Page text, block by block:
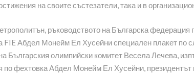
на своите състезатели, така и в
ръководството на Българска
FIE Абдел Монейм Ел Хусейни специален плакет по
Българския олимпийски комитет Весела Лечева,
фехтовка Абдел Монейм Ел Хусейни, президентът